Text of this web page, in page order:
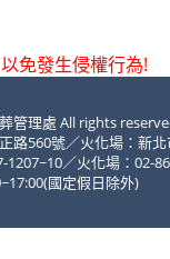
免發生侵權行為!
管理處 All rights
路560號／火化場：新
／火化場：02-
國定假日除外)